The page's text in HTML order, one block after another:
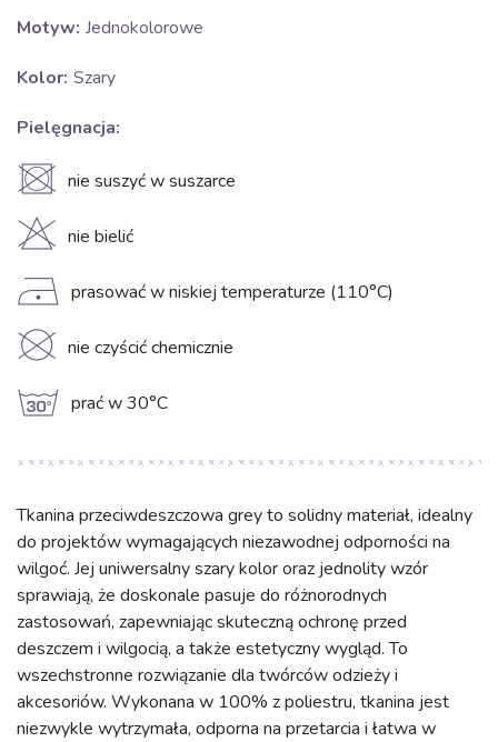
Motyw: Jednokolorowe
Kolor: Szary
Pielęgnacja:
U nie suszyć w suszarce
H nie bielić
D prasować w niskiej temperaturze (110°C)
K nie czyścić chemicznie
g prać w 30°C
Tkanina przeciwdeszczowa grey to solidny materiał, idealny
do projektów wymagających niezawodnej odporności na
wilgoć. Jej uniwersalny szary kolor oraz jednolity wzór
sprawiają, że doskonale pasuje do różnorodnych
zastosowań, zapewniając skuteczną ochronę przed
deszczem i wilgocią, a także estetyczny wygląd. To
wszechstronne rozwiązanie dla twórców odzieży i
akcesoriów. Wykonana w 100% z poliestru, tkanina jest
niezwykle wytrzymała, odporna na przetarcia i łatwa w